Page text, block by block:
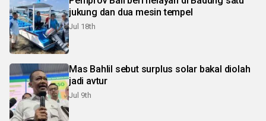
jukung dan dua mesin tempel
Jul 18th
Mas Bahlil sebut surplus solar bakal diolah
jadi avtur
Jul 9th